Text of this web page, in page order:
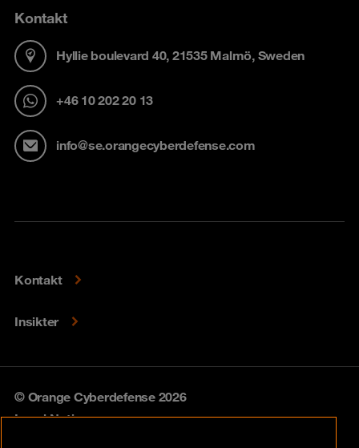
Kontakt
Hyllie boulevard 40, 21535 Malmö, Sweden
+46 10 202 20 13
info@se.orangecyberdefense.com
Kontakt
Insikter
© Orange Cyberdefense 2026
Legal Notice